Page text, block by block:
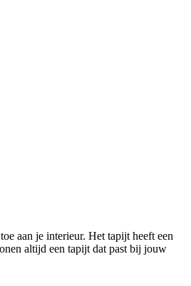
aan je interieur. Het tapijt heeft een
altijd een tapijt dat past bij jouw